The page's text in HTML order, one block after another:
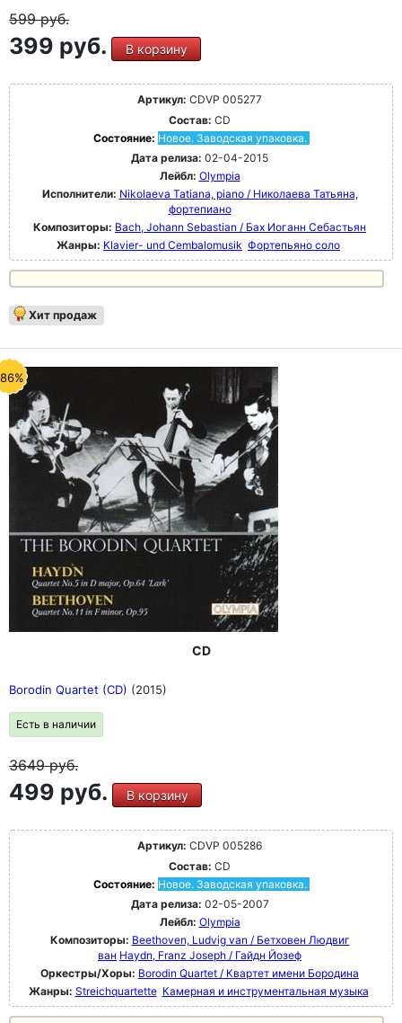
599руб.
399 руб. В корзину
Артикул: CDVP 005277
Состав: CD
Состояние: Новое. Заводская упаковка.
Дата релиза: 02-04-2015
Лейбл: Olympia
Исполнители: Nikolaeva Tatiana, piano / Николаева Татьяна,
фортепиано
Композиторы: Bach, Johann Sebastian / Бах Иоганн Себастьян
Жанры: Klavier- und Cembalomusik Фортепьяно соло
Хит продаж
CD
Borodin Quartet (CD) (2015)
Есть в наличии
3649руб.
499 руб. В корзину
Артикул: CDVP 005286
Состав: CD
Состояние: Новое. Заводская упаковка.
Дата релиза: 02-05-2007
Лейбл: Olympia
Композиторы: Beethoven, Ludvig van / Бетховен Людвиг
ван Haydn, Franz Joseph / Гайдн Йозеф
Оркестры/Хоры: Borodin Quartet / Квартет имени Бородина
Жанры: Streichquartette Камерная и инструментальная музыка